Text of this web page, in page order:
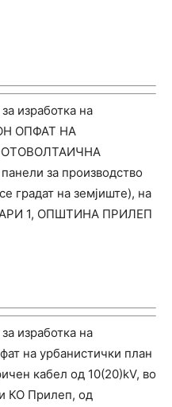
изработка на
ОПФАТ НА
за производство
градат на земјиште), на
1, ОПШТИНА ПРИЛЕП
изработка на
на урбанистички план
кабел од 10(20)kV, во
КО Прилеп, од